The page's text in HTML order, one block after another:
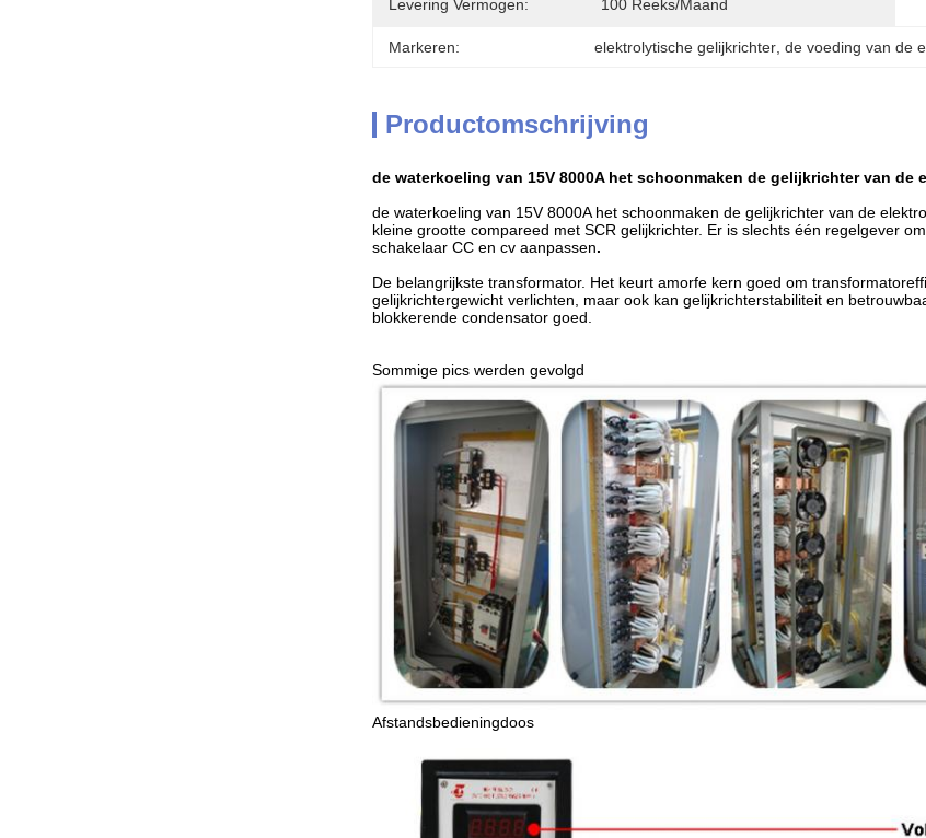
Levering Vermogen: 100 Reeks/maand
Markeren: elektrolytische gelijkrichter , de voeding van de
Productomschrijving
de waterkoeling van 15V 8000A het schoonmaken de gelijkrichter van de
de waterkoeling van 15V 8000A het schoonmaken de gelijkrichter van de
kleine grootte compareed met SCR gelijkrichter. Er is slechts één regelgever
schakelaar CC en cv aanpassen.
De belangrijkste transformator. Het keurt amorfe kern goed om
gelijkrichtergewicht verlichten, maar ook kan gelijkrichterstabiliteit en
blokkerende condensator goed.
Sommige pics werden gevolgd
Afstandsbedieningdoos